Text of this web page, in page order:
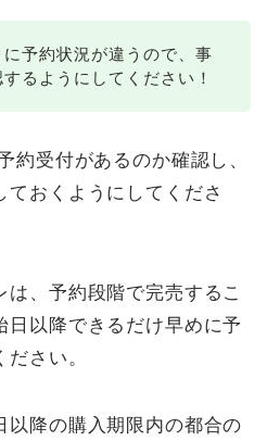
予約状況が違うので、事
るようにしてください！
約受付があるのか確認し、
おくようにしてくださ
は、予約段階で完売するこ
日以降できるだけ早めに予
さい。
以降の購入期限内の都合の